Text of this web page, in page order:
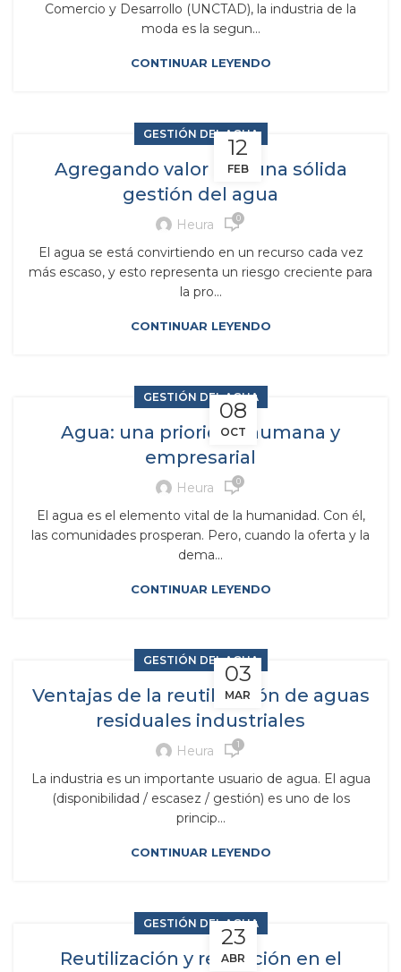
Comercio y Desarrollo (UNCTAD), la industria de la
moda es la segun...
CONTINUAR LEYENDO
12
FEB
GESTIÓN DEL AGUA
Agregando valor con una sólida
gestión del agua
Heura 0
El agua se está convirtiendo en un recurso cada vez
más escaso, y esto representa un riesgo creciente para
la pro...
CONTINUAR LEYENDO
08
OCT
GESTIÓN DEL AGUA
Agua: una prioridad humana y
empresarial
Heura 0
El agua es el elemento vital de la humanidad. Con él,
las comunidades prosperan. Pero, cuando la oferta y la
dema...
CONTINUAR LEYENDO
03
MAR
GESTIÓN DEL AGUA
Ventajas de la reutilización de aguas
residuales industriales
Heura 1
La industria es un importante usuario de agua. El agua
(disponibilidad / escasez / gestión) es uno de los
princip...
CONTINUAR LEYENDO
23
ABR
GESTIÓN DEL AGUA
Reutilización y reducción en el